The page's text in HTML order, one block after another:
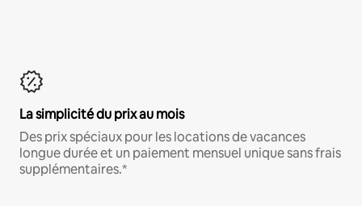
La simplicité du prix au mois
Des prix spéciaux pour les locations de vacances
longue durée et un paiement mensuel unique sans frais
supplémentaires.*